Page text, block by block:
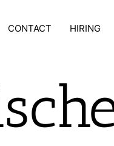
CONTACT HIRING